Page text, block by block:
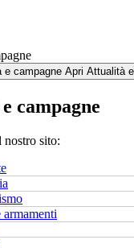
e campagne Apri
campagne
nostro sito:
armamenti